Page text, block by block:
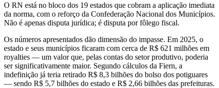
O RN está no bloco dos 19 estados que cobram a aplicação imediata
da norma, com o reforço da Confederação Nacional dos Municípios.
Não é apenas disputa jurídica; é disputa por fôlego fiscal.
Os números apresentados dão dimensão do impasse. Em 2025, o
estado e seus municípios ficaram com cerca de R$ 621 milhões em
royalties — um valor que, pelas contas do setor produtivo, poderia
ser significativamente maior. Segundo cálculos da Fiern, a
indefinição já teria retirado R$ 8,3 bilhões do bolso dos potiguares
— sendo R$ 5,7 bilhões do estado e R$ 2,66 bilhões das prefeituras.